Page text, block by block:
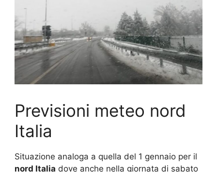
Previsioni meteo nord
Italia
Situazione analoga a quella del 1 gennaio per il
nord Italia dove anche nella giornata di sabato